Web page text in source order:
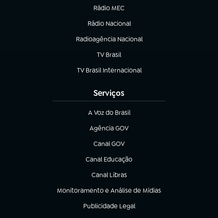
Rádio MEC
(abre em nova aba)
Rádio Nacional
Radioagência Nacional
(abre em nova aba)
TV Brasil
(abre em nova aba)
TV Brasil Internacional
(abre em nova aba)
Serviços
A Voz do Brasil
(abre em nova aba)
Agência GOV
(abre em nova aba)
Canal GOV
(abre em nova aba)
Canal Educação
(abre em nova aba)
Canal Libras
(abre em nova aba)
Monitoramento e Análise de Mídias
(abre em nova aba)
Publicidade Legal
(abre em nova aba)